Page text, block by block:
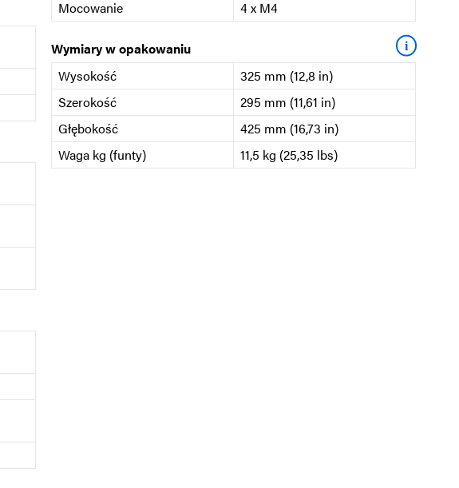
Mocowanie
4 x M4
Wymiary w opakowaniu i
Wysokość
325 mm (12,8 in)
Szerokość
295 mm (11,61 in)
Głębokość
425 mm (16,73 in)
Waga kg (funty)
11,5 kg (25,35 lbs)